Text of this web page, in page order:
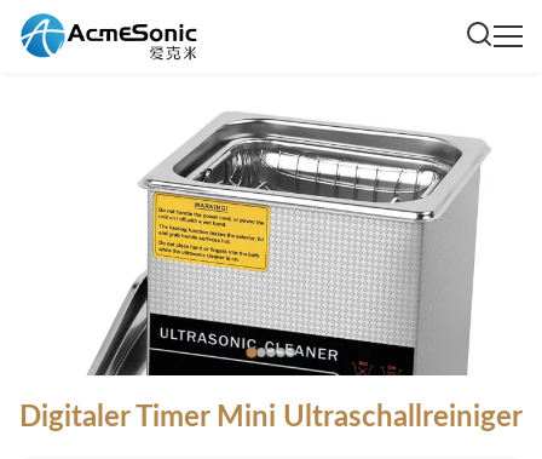
Digitaler Timer Mini Ultraschallreiniger